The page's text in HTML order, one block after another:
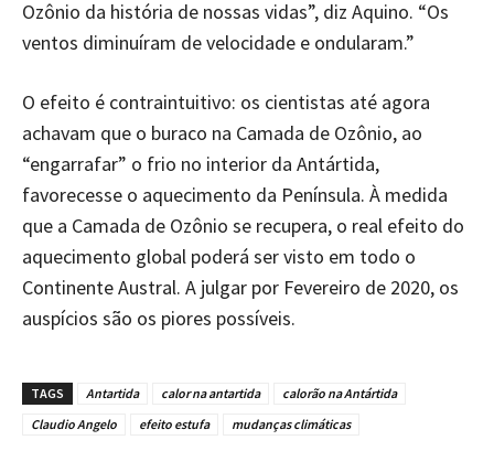
Ozônio da história de nossas vidas”, diz Aquino. “Os
ventos diminuíram de velocidade e ondularam.”
O efeito é contraintuitivo: os cientistas até agora
achavam que o buraco na Camada de Ozônio, ao
“engarrafar” o frio no interior da Antártida,
favorecesse o aquecimento da Península. À medida
que a Camada de Ozônio se recupera, o real efeito do
aquecimento global poderá ser visto em todo o
Continente Austral. A julgar por Fevereiro de 2020, os
auspícios são os piores possíveis.
TAGS Antartida calor na antartida
calorão na Antártida
Claudio Angelo
efeito estufa mudanças climáticas